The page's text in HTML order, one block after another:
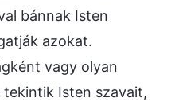
bánnak Isten
azokat.
vagy olyan
Isten szavait,